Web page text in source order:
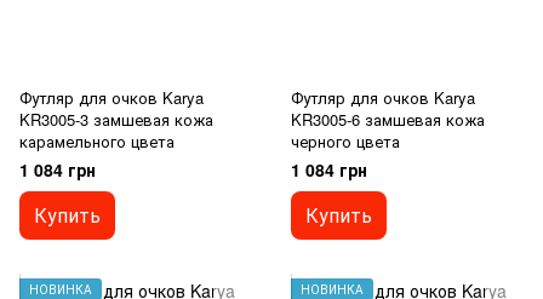
Футляр для очков Karya
KR3005-3 замшевая кожа
карамельного цвета
1 084 грн
Купить
Футляр для очков Karya
KR3005-6 замшевая кожа
черного цвета
1 084 грн
Купить
НОВИНКА
НОВИНКА